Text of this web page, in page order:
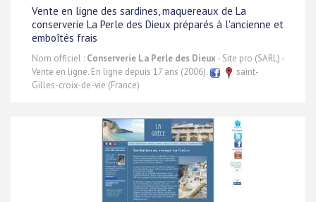
Vente en ligne des sardines, maquereaux de La
conserverie La Perle des Dieux préparés à l'ancienne et
emboîtés frais
Nom officiel : Conserverie La Perle des Dieux- Site pro (SARL) -
Vente en ligne. En ligne depuis 17 ans (2006).
saint-
Gilles-croix-de-vie (France)